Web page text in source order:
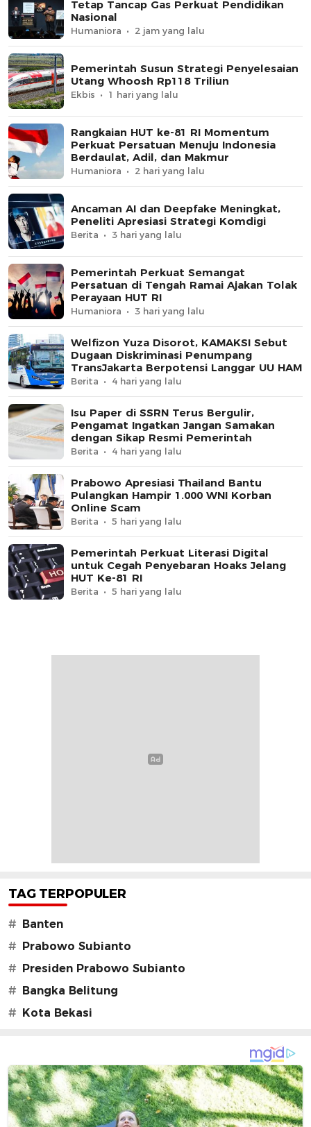
Tetap Tancap Gas Perkuat Pendidikan
Nasional
Humaniora 2 jam yang lalu
Pemerintah Susun Strategi Penyelesaian
Utang Whoosh Rp118 Triliun
Ekbis 1 hari yang lalu
Rangkaian HUT ke-81 RI Momentum
Perkuat Persatuan Menuju Indonesia
Berdaulat, Adil, dan Makmur
Humaniora 2 hari yang lalu
Ancaman AI dan Deepfake Meningkat,
Peneliti Apresiasi Strategi Komdigi
Berita 3 hari yang lalu
Pemerintah Perkuat Semangat
Persatuan di Tengah Ramai Ajakan Tolak
Perayaan HUT RI
Humaniora 3 hari yang lalu
Welfizon Yuza Disorot, KAMAKSI Sebut
Dugaan Diskriminasi Penumpang
TransJakarta Berpotensi Langgar UU HAM
Berita 4 hari yang lalu
Isu Paper di SSRN Terus Bergulir,
Pengamat Ingatkan Jangan Samakan
dengan Sikap Resmi Pemerintah
Berita 4 hari yang lalu
Prabowo Apresiasi Thailand Bantu
Pulangkan Hampir 1.000 WNI Korban
Online Scam
Berita 5 hari yang lalu
Pemerintah Perkuat Literasi Digital
untuk Cegah Penyebaran Hoaks Jelang
HUT Ke-81 RI
Berita 5 hari yang lalu
TAG TERPOPULER
# Banten
# Prabowo Subianto
# Presiden Prabowo Subianto
# Bangka Belitung
# Kota Bekasi